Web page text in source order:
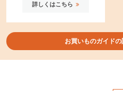
詳しくはこちら
お買いものガイド